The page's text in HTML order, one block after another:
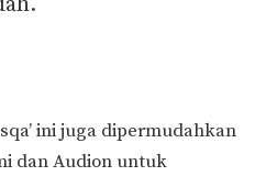
ini juga dipermudahkan
dan Audion untuk